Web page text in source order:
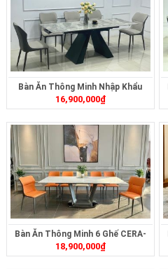
Bàn Ăn Thông Minh Nhập Khẩu
CERA-2323
16,900,000₫
Bàn Ăn Thông Minh 6 Ghế CERA-
2321
18,900,000₫